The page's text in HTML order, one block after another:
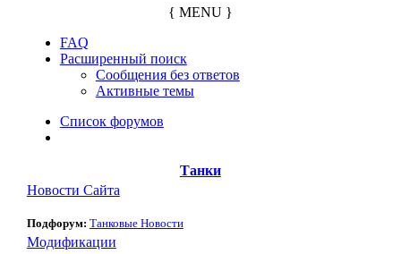
{ MENU }
FAQ
Расширенный поиск
Сообщения без ответов
Активные темы
Список форумов
Танки
Новости Сайта
Подфорум: Танковые Новости
Модификации